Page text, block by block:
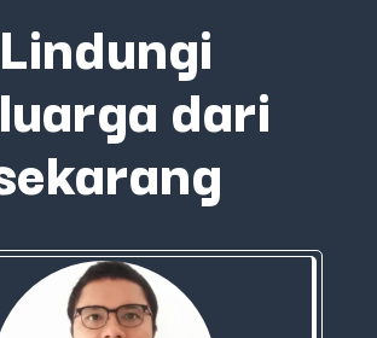
Lindungi
dari